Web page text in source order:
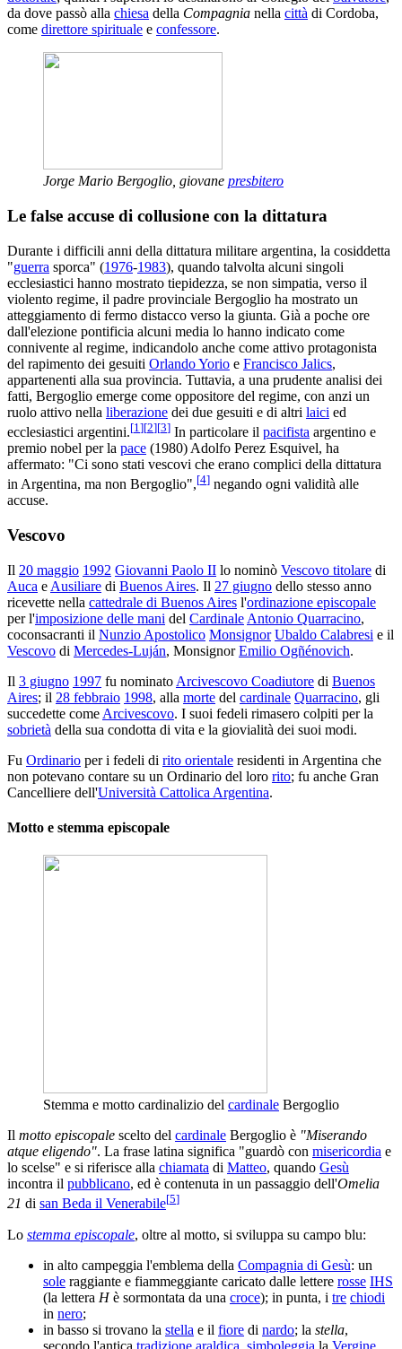
da dove passò alla chiesa della Compagnia nella città di Cordoba,
come direttore spirituale e confessore.
Jorge Mario Bergoglio, giovane presbitero
Le false accuse di collusione con la dittatura
Durante i difficili anni della dittatura militare argentina, la cosiddetta
"guerra sporca" (1976-1983), quando talvolta alcuni singoli
ecclesiastici hanno mostrato tiepidezza, se non simpatia, verso il
violento regime, il padre provinciale Bergoglio ha mostrato un
atteggiamento di fermo distacco verso la giunta. Già a poche ore
dall'elezione pontificia alcuni media lo hanno indicato come
connivente al regime, indicandolo anche come attivo protagonista
del rapimento dei gesuiti Orlando Yorio e Francisco Jalics,
appartenenti alla sua provincia. Tuttavia, a una prudente analisi dei
fatti, Bergoglio emerge come oppositore del regime, con anzi un
ruolo attivo nella liberazione dei due gesuiti e di altri laici ed
ecclesiastici argentini.[1 ][2][3] In particolare il pacifista argentino e
premio nobel per la pace (1980) Adolfo Perez Esquivel, ha
affermato: "Ci sono stati vescovi che erano complici della dittatura
in Argentina, ma non Bergoglio",[4] negando ogni validità alle
accuse.
Vescovo
Il 20 maggio 1992 Giovanni Paolo II lo nominò Vescovo titolare di
Auca e Ausiliare di Buenos Aires. Il 27 giugno dello stesso anno
ricevette nella cattedrale di Buenos Aires l'ordinazione episcopale
per l'imposizione delle mani del Cardinale Antonio Quarracino,
coconsacranti il Nunzio Apostolico Monsignor Ubaldo Calabresi e il
Vescovo di Mercedes-Luján, MonsignorEmilio Ogñénovich.
Il 3 giugno 1997 fu nominato Arcivescovo Coadiutore di Buenos
Aires; il 28 febbraio 1998, alla morte del cardinale Quarracino, gli
succedette come Arcivescovo. I suoi fedeli rimasero colpiti per la
sobrietà della sua condotta di vita e la giovialità dei suoi modi.
Fu Ordinario per i fedeli di rito orientale residenti in Argentina che
non potevano contare su un Ordinario del loro rito; fu anche Gran
Cancelliere dell'Università Cattolica Argentina.
Motto e stemma episcopale
Stemma e motto cardinalizio del cardinale Bergoglio
Il motto episcopale scelto del cardinale Bergoglio è "Miserando
atque eligendo". La frase latina significa "guardò con misericordia e
lo scelse" e si riferisce alla chiamata di Matteo, quando Gesù
incontra il pubblicano, ed è contenuta in un passaggio dell'Omelia
21 di san Beda il Venerabile[5]
Lo stemma episcopale, oltre al motto, si sviluppa su campo blu:
in alto campeggia l'emblema della Compagnia di Gesù: un
sole raggiante e fiammeggiante caricato dalle lettere rosse IHS
(la lettera Hè sormontata da una croce); in punta, i tre chiodi
in nero;
in basso si trovano la stella e il fiore di nardo; la stella,
secondo l'antica tradizione araldica simboleggia la Vergine